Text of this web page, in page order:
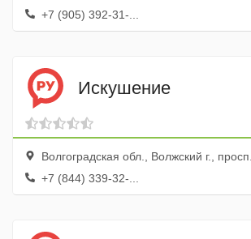
+7 (905) 392-31-...
Искушение
Волгоградская обл., Волжский г., просп.
+7 (844) 339-32-...